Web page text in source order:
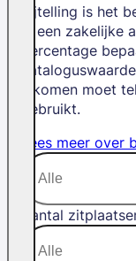
Bijtelling is het
je een zakelijke
percentage
inkomen moet
gebruikt.
Lees meer over
Aantal